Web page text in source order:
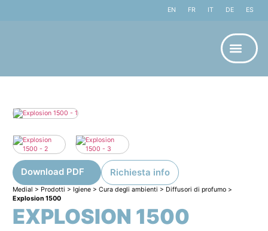
EN FR IT DE ES
Medial > Prodotti > Igiene> Cura degli ambienti > Diffusori di profumo>
Explosion 1500
EXPLOSION 1500
Download PDF Richiesta info